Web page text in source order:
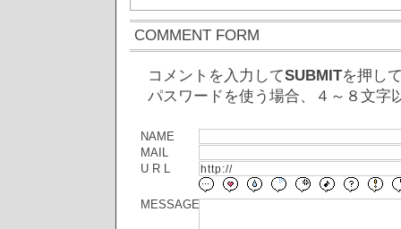
COMMENT FORM
コメントを入力してSUBMITを押し
パスワードを使う場合、４～８文字
NAME
MAIL
U R L
MESSAGE